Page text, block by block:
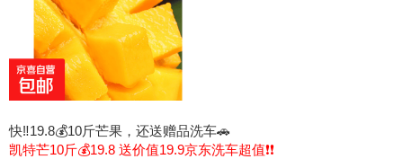
快‼19.8💰10斤芒果，还送赠品洗车🚗
凯特芒10斤💰19.8 送价值19.9京东洗车超值❗️❗️